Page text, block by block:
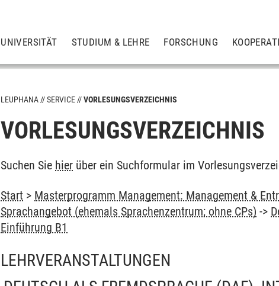
UNIVERSITÄT STUDIUM & LEHRE FORSCHUNG
LEUPHANA SERVICE VORLESUNGSVERZEICHNIS
VORLESUNGSVERZEICHNIS
Suchen Sie hier über ein Suchformular im
Start > Masterprogramm Management: Management &
Sprachangebot (ehemals Sprachenzentrum; ohne CPs) ->
Einführung B1
LEHRVERANSTALTUNGEN